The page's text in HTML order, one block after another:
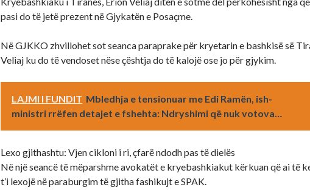
pasi do të jetë prezent në Gjykatën e Posaçme.
Në GJKKO zhvillohet sot seanca paraprake për kryetarin e bashkisë së
Veliaj ku do të vendoset nëse çështja do të kalojë ose jo për gjykim.
LAJMI I FUNDIT Mbledhja e tensionuar me Edi Ramën, ish-
ministri rrëfen detajet e fshehta: Ndryshimi që nuk votova…
Lexo gjithashtu: Vjen cikloni i ri, çfarë ndodh pas të dielës
Në një seancë të mëparshme avokatët e kryebashkiakut kërkuan që ai të
t’i lexojë në paraburgim të gjitha fashikujt e SPAK.